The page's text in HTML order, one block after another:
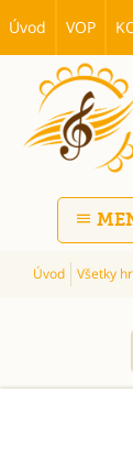
Úvod VOP
Úvod Všetky